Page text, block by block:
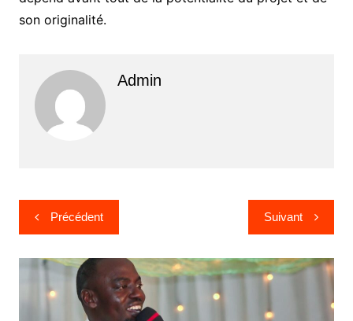
son originalité.
Admin
Navigation
de
l’article
Précédent Suivant